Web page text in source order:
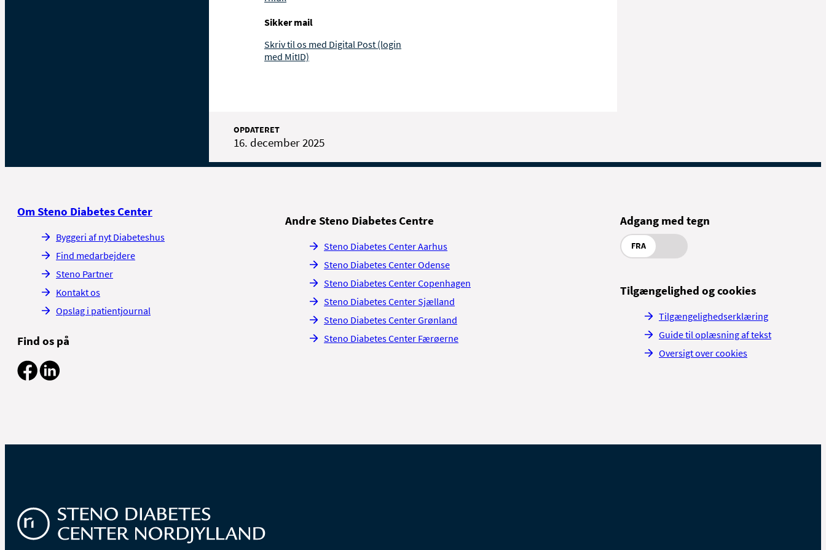
Sikker mail
Skriv til os med Digital Post (login
med MitID)
OPDATERET
16. december 2025
Om Steno Diabetes Center
Byggeri af nyt Diabeteshus
Find medarbejdere
Steno Partner
Kontakt os
Opslag i patientjournal
Find os på
Andre Steno Diabetes Centre
Steno Diabetes Center Aarhus
Steno Diabetes Center Odense
Steno Diabetes Center Copenhagen
Steno Diabetes Center Sjælland
Steno Diabetes Center Grønland
Steno Diabetes Center Færøerne
Adgang med tegn
FRA
Tilgængelighed og cookies
Tilgængelighedserklæring
Guide til oplæsning af tekst
Oversigt over cookies